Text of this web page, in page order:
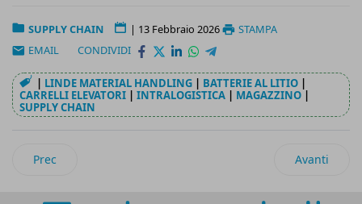
SUPPLY CHAIN | 13 Febbraio 2026
STAMPA
EMAIL
CONDIVIDI
| LINDE MATERIAL HANDLING | BATTERIE AL LITIO |
CARRELLI ELEVATORI | INTRALOGISTICA | MAGAZZINO |
SUPPLY CHAIN
Articolo precedente: Riso Scotti con System Logistics per il
Prec Articolo
Avanti